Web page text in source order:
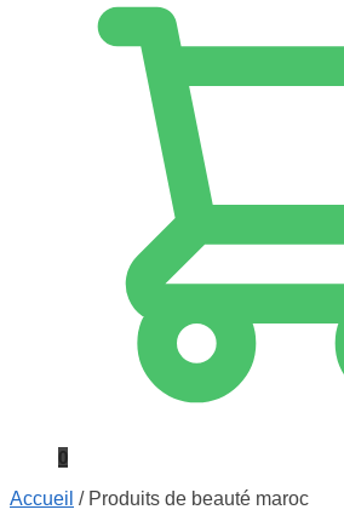
0
Accueil / Produits de beauté maroc